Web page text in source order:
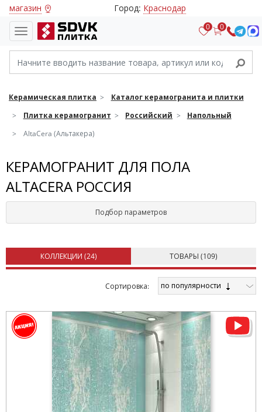
магазин Город: Краснодар
0 0
Керамическая плитка
Каталог керамогранита и плитки
Плитка керамогранит
Российский
Напольный
AltaCera (Альтакера)
КЕРАМОГРАНИТ ДЛЯ ПОЛА
ALTACERA РОССИЯ
Подбор параметров
КОЛЛЕКЦИИ (24) ТОВАРЫ (109)
Cортировка: по популярности